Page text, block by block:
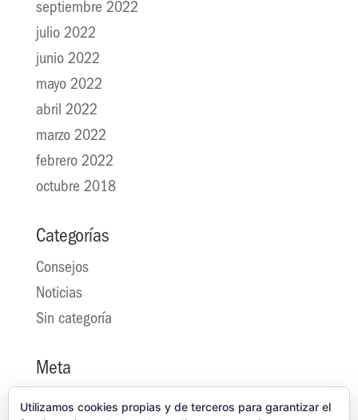
septiembre 2022
julio 2022
junio 2022
mayo 2022
abril 2022
marzo 2022
febrero 2022
octubre 2018
Categorías
Consejos
Noticias
Sin categoría
Meta
Acceder
Utilizamos cookies propias y de terceros para garantizar el